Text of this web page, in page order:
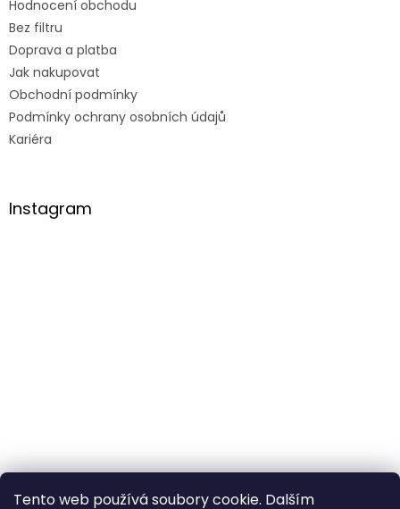
Tento web používá soubory cookie. Dalším
Hodnocení obchodu
Bez filtru
Doprava a platba
Jak nakupovat
Obchodní podmínky
Podmínky ochrany osobních údajů
Kariéra
Instagram